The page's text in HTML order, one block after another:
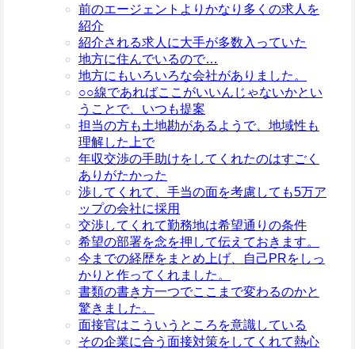
前のエージェントよりかなり多くの求人を
紹介
紹介される求人に大手が多数入っていた
地方に住んでいるので…
地方にもいろいろな会社がありました。
○○線であればここがいいんじゃないかとい
うことで、いつも提案
担当の方も土地勘があるようで、地域性も
理解した上で
年収交渉の手助けをしてくれたのはすごく
ありがたかった
渉してくれて、手当の面を考慮しても5万ア
ップの会社に採用
交渉してくれて勤務地は希望通りの条件
希望の部署を念を押して伝えておきます。
今までの経歴をまとめ上げ、自己PRをしっ
かりと作ってくれました。
書類の書き方一つでここまで変わるのかと
驚きました。
面接官はこういうところを意識している
その企業に合う面接対策をしてくれて熱心